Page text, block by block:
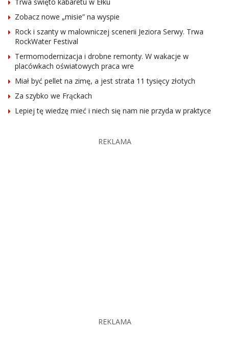
Zobacz nowe „misie” na wyspie
Rock i szanty w malowniczej scenerii Jeziora Serwy. Trwa
RockWater Festival
Termomodernizacja i drobne remonty. W wakacje w
placówkach oświatowych praca wre
Miał być pellet na zimę, a jest strata 11 tysięcy złotych
Za szybko we Frąckach
Lepiej tę wiedzę mieć i niech się nam nie przyda w praktyce
REKLAMA
REKLAMA